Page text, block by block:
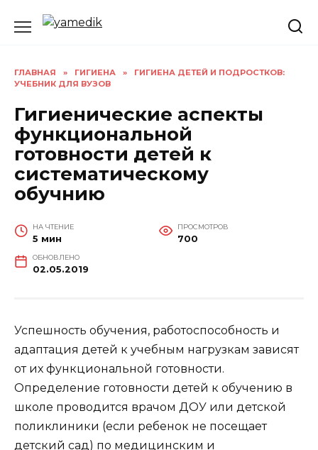
ГЛАВНАЯ » ГИГИЕНА »
ГИГИЕНА ДЕТЕЙ И ПОДРОСТКОВ:
УЧЕБНИК ДЛЯ ВУЗОВ
Гигиенические аспекты
функциональной
готовности детей к
систематическому
обучнию
НА ЧТЕНИЕ
5 мин
ПРОСМОТРОВ
700
ОБНОВЛЕНО
02.05.2019
Успешность обучения, работоспособность и
адаптация детей к учебным нагрузкам зависят
от их функциональной готовности.
Определение готовности детей к обучению в
школе проводится врачом ДОУ или детской
поликлиники (если ребенок не посещает
детский сад) по медицинским и